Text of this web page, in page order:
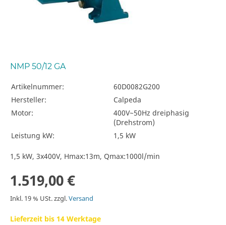
NMP 50/12 GA
Artikelnummer:
60D0082G200
Hersteller:
Calpeda
Motor:
400V~50Hz dreiphasig
(Drehstrom)
Leistung kW:
1,5 kW
1,5 kW, 3x400V, Hmax:13m, Qmax:1000l/min
1.519,00 €
Inkl. 19 % USt. zzgl.Versand
Lieferzeit bis 14 Werktage